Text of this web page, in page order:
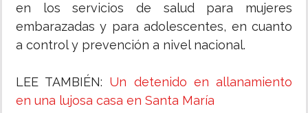
en los servicios de salud para mujeres
embarazadas y para adolescentes, en cuanto
a control y prevención a nivel nacional.
LEE TAMBIÉN: Un detenido en allanamiento
en una lujosa casa en Santa María